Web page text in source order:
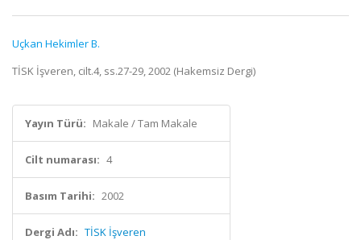
Uçkan Hekimler B.
TİSK İşveren, cilt.4, ss.27-29, 2002 (Hakemsiz Dergi)
Yayın Türü: Makale / Tam Makale
Cilt numarası: 4
Basım Tarihi: 2002
Dergi Adı: TİSK İşveren